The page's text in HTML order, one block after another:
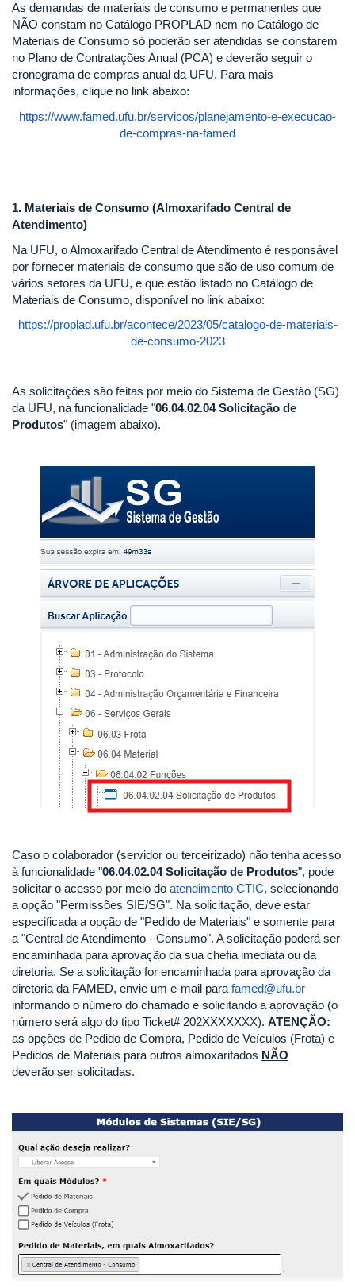
As demandas de materiais de consumo e permanentes que
NÃO constam no Catálogo PROPLAD nem no Catálogo de
Materiais de Consumo só poderão ser atendidas se constarem
no Plano de Contratações Anual (PCA) e deverão seguir o
cronograma de compras anual da UFU. Para mais
informações, clique no link abaixo:
https://www.famed.ufu.br/servicos/planejamento-e-execucao-
de-compras-na-famed
1. Materiais de Consumo (Almoxarifado Central de
Atendimento)
Na UFU, o Almoxarifado Central de Atendimento é responsável
por fornecer materiais de consumo que são de uso comum de
vários setores da UFU, e que estão listado no Catálogo de
Materiais de Consumo, disponível no link abaixo:
https://proplad.ufu.br/acontece/2023/05/catalogo-de-materiais-
de-consumo-2023
As solicitações são feitas por meio do Sistema de Gestão (SG)
da UFU, na funcionalidade "06.04.02.04 Solicitação de
Produtos" (imagem abaixo).
Caso o colaborador (servidor ou terceirizado) não tenha acesso
à funcionalidade "06.04.02.04 Solicitação de Produtos", pode
solicitar o acesso por meio do atendimento CTIC, selecionando
a opção "Permissões SIE/SG". Na solicitação, deve estar
especificada a opção de "Pedido de Materiais" e somente para
a "Central de Atendimento - Consumo". A solicitação poderá ser
encaminhada para aprovação da sua chefia imediata ou da
diretoria. Se a solicitação for encaminhada para aprovação da
diretoria da FAMED, envie um e-mail para famed@ufu.br
informando o número do chamado e solicitando a aprovação (o
número será algo do tipo Ticket# 202XXXXXXX). ATENÇÃO:
as opções de Pedido de Compra, Pedido de Veículos (Frota) e
Pedidos de Materiais para outros almoxarifados NÃO
deverão ser solicitadas.